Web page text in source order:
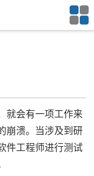
就会有一项工作来
崩溃。 当涉及到研
件工程师进行测试